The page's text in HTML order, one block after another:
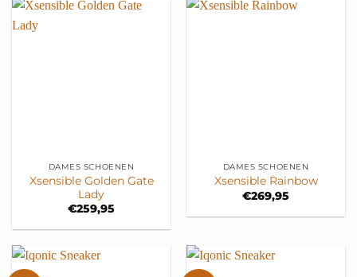
DAMES SCHOENEN
Xsensible Golden Gate
Lady
€259,95
DAMES SCHOENEN
Xsensible Rainbow
€269,95